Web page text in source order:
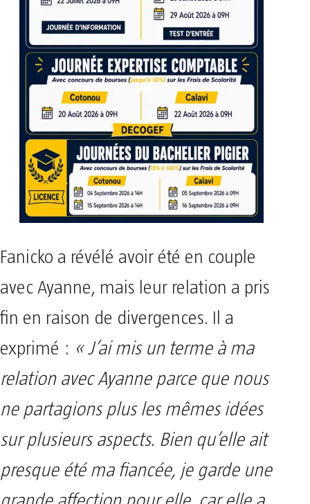
Fanicko a révélé avoir été en couple
avec Ayanne, mais leur relation a pris
fin en raison de divergences. Il a
exprimé : « J’ai mis un terme à ma
relation avec Ayanne parce que nous
ne partagions plus les mêmes idées
sur plusieurs aspects. Bien qu’elle ait
presque été ma fiancée, je garde une